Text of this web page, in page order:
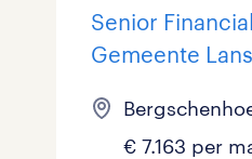
toon 10
Senior
Gemeente
€ 7.163 per